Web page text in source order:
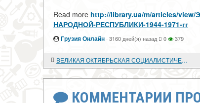
Read more http://library.ua/m/articles/
НАРОДНОЙ-РЕСПУБЛИКИ-1944-1971-гг
Грузия Онлайн · 3160 дней(я) назад 0 379
ВЕЛИКАЯ ОКТЯБРЬСКАЯ СОЦИАЛИСТИЧЕСКАЯ РЕВОЛЮЦИЯ И ПОЛЬША
КОММЕНТАРИИ